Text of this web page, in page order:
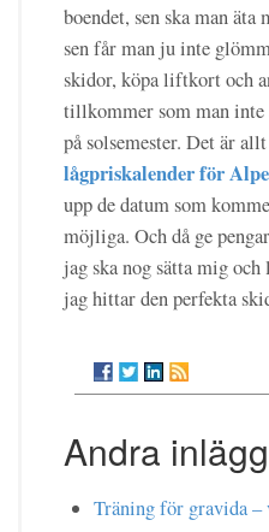
boendet, sen ska man äta
sen får man ju inte
skidor, köpa liftkort och
tillkommer som man inte
på solsemester. Det är
lågpriskalender för
upp de datum som
möjliga. Och då ge
jag ska nog sätta mig
jag hittar den perfekta
Andra inlägg
Träning för gravida